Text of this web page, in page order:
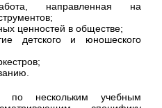
направленная на
ценностей в обществе;
детского и юношеского
по нескольким учебным